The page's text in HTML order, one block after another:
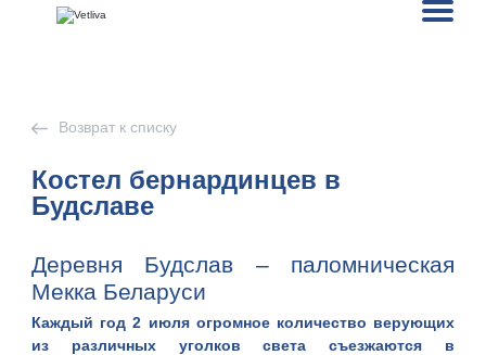
Возврат к списку
Костел бернардинцев в
Будславе
Деревня Будслав – паломническая
Мекка Беларуси
Каждый год 2 июля огромное количество верующих
из различных уголков света съезжаются в